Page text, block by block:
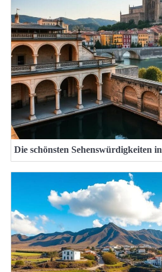
Die schönsten Sehenswürdigkeiten